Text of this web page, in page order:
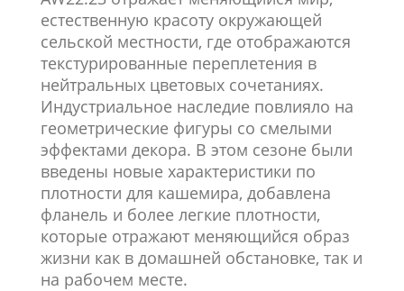
естественную красоту окружающей
сельской местности, где отображаются
текстурированные переплетения в
нейтральных цветовых сочетаниях.
Индустриальное наследие повлияло на
геометрические фигуры со смелыми
эффектами декора. В этом сезоне были
введены новые характеристики по
плотности для кашемира, добавлена
фланель и более легкие плотности,
которые отражают меняющийся образ
жизни как в домашней обстановке, так и
на рабочем месте.